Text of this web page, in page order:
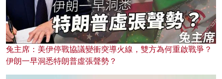
兔主席：美伊停戰協議變衝突導火線，雙方為何重啟戰爭？
伊朗一早洞悉特朗普虛張聲勢？